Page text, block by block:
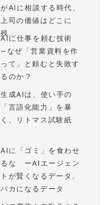
がAIに相談する時代、
上司の価値はどこに
残...
AIに仕事を頼む技術
—なぜ「営業資料を作
って」と頼むと失敗す
るのか？
生成AIは、使い手の
「言語化能力」を暴
く、リトマス試験紙
AIに「ゴミ」を食わせ
るな ーAIエージェン
トが賢くなるデータ、
バカになるデータ